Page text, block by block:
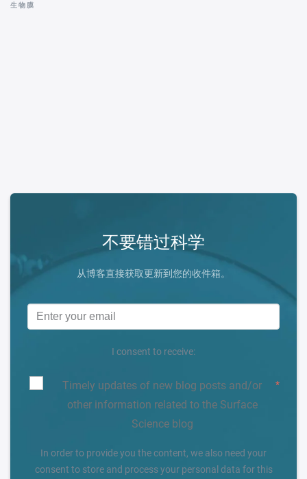
生物膜
不要错过科学
从博客直接获取更新到您的收件箱。
I consent to receive:
Timely updates of new blog posts and/or
other information related to the Surface
Science blog
*
In order to provide you the content, we also need your
consent to store and process your personal data for this